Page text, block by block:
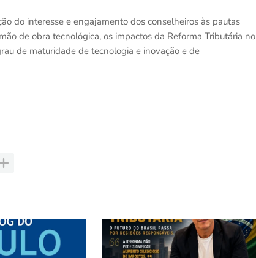
do interesse e engajamento dos conselheiros às pautas
de obra tecnológica, os impactos da Reforma Tributária no
de maturidade de tecnologia e inovação e de